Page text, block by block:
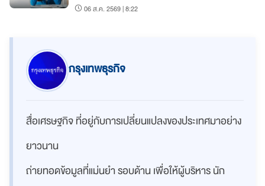
06 ส.ค. 2569 | 8:22
กรุงเทพธุรกิจ
สื่อเศรษฐกิจ ที่อยู่กับการเปลี่ยนแปลงของประเทศมาอย่าง
ยาวนาน
ถ่ายทอดข้อมูลที่แม่นยำ รอบด้าน เพื่อให้ผู้บริหาร นัก